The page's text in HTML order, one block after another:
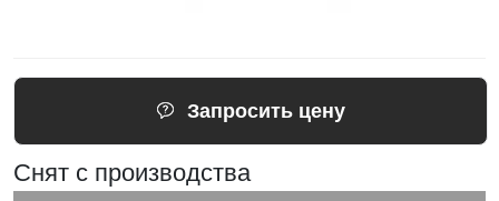
Запросить цену
Снят с производства